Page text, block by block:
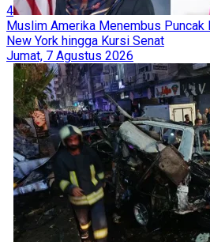
4
Muslim Amerika Menembus Puncak
New York hingga Kursi Senat
Jumat, 7 Agustus 2026